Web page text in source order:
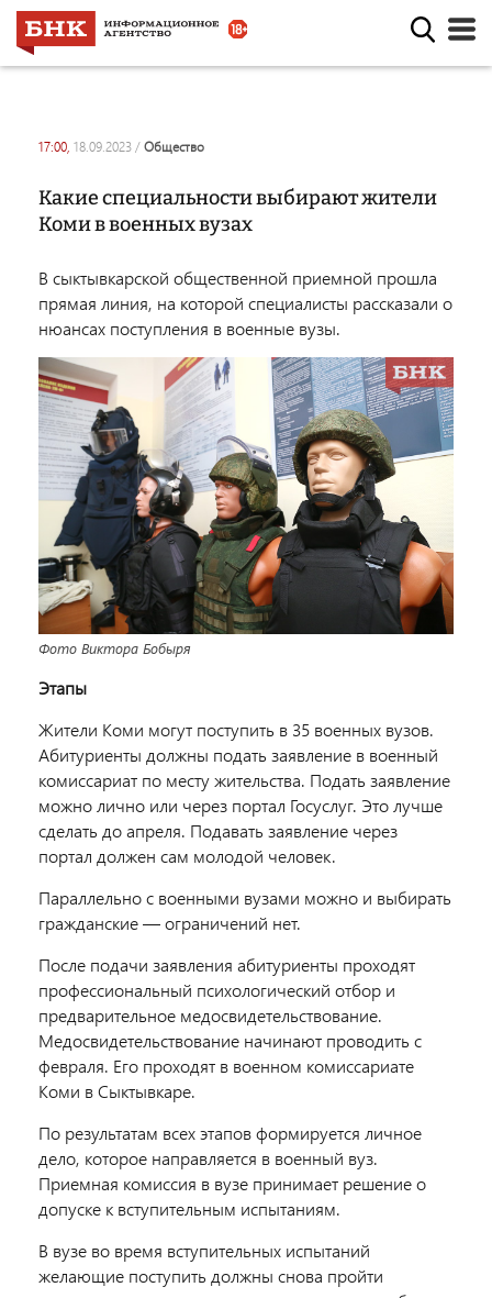
17:00, 18.09.2023 / общество
Какие специальности выбирают жители
Коми в военных вузах
В сыктывкарской общественной приемной прошла
прямая линия, на которой специалисты рассказали о
нюансах поступления в военные вузы.
Фото Виктора Бобыря
Этапы
Жители Коми могут поступить в 35 военных вузов.
Абитуриенты должны подать заявление в военный
комиссариат по месту жительства. Подать заявление
можно лично или через портал Госуслуг. Это лучше
сделать до апреля. Подавать заявление через
портал должен сам молодой человек.
Параллельно с военными вузами можно и выбирать
гражданские ― ограничений нет.
После подачи заявления абитуриенты проходят
профессиональный психологический отбор и
предварительное медосвидетельствование.
Медосвидетельствование начинают проводить с
февраля. Его проходят в военном комиссариате
Коми в Сыктывкаре.
По результатам всех этапов формируется личное
дело, которое направляется в военный вуз.
Приемная комиссия в вузе принимает решение о
допуске к вступительным испытаниям.
В вузе во время вступительных испытаний
желающие поступить должны снова пройти